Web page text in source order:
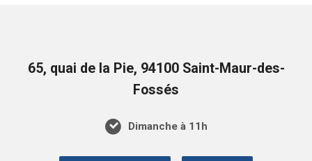
65, quai de la Pie, 94100 Saint-Maur-des-
Fossés
Dimanche à 11h